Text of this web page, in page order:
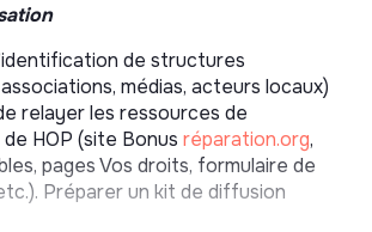
de structures
médias, acteurs locaux)
relayer les ressources de
HOP (site Bonus réparation.org,
pages Vos droits, formulaire de
Préparer un kit de diffusion